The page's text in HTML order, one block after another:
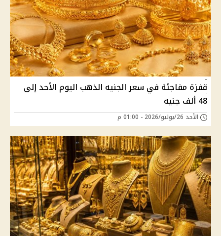
قفزة مفاجئة في سعر الجنيه الذهب اليوم الأحد إلى
48 ألف جنيه
الأحد 26/يوليو/2026 - 01:00 م